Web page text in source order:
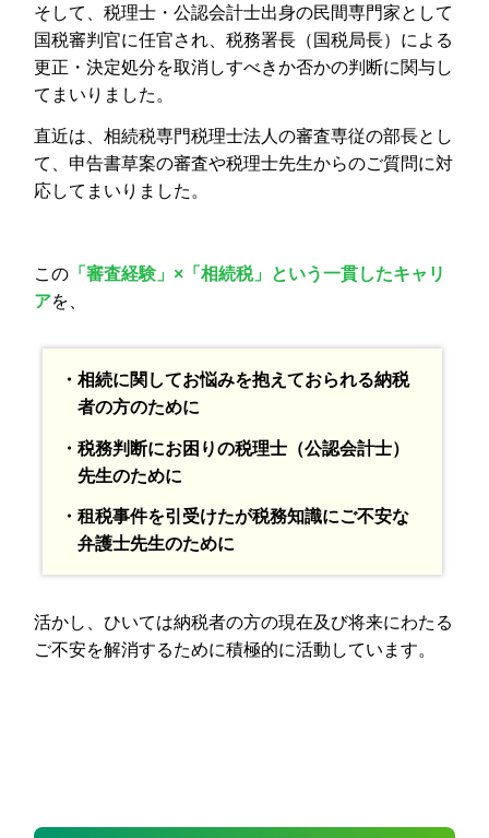
そして、税理士・公認会計士出身の民間専門家として
国税審判官に任官され、税務署長（国税局長）による
更正・決定処分を取消しすべきか否かの判断に関与し
てまいりました。
直近は、相続税専門税理士法人の審査専従の部長とし
て、申告書草案の審査や税理士先生からのご質問に対
応してまいりました。
この 「審査経験」×「相続税」という一貫したキャリ
アを、
・相続に関してお悩みを抱えておられる納税
者の方のために
・税務判断にお困りの税理士（公認会計士）
先生のために
・租税事件を引受けたが税務知識にご不安な
弁護士先生のために
活かし、ひいては納税者の方の現在及び将来にわたる
ご不安を解消するために積極的に活動しています。